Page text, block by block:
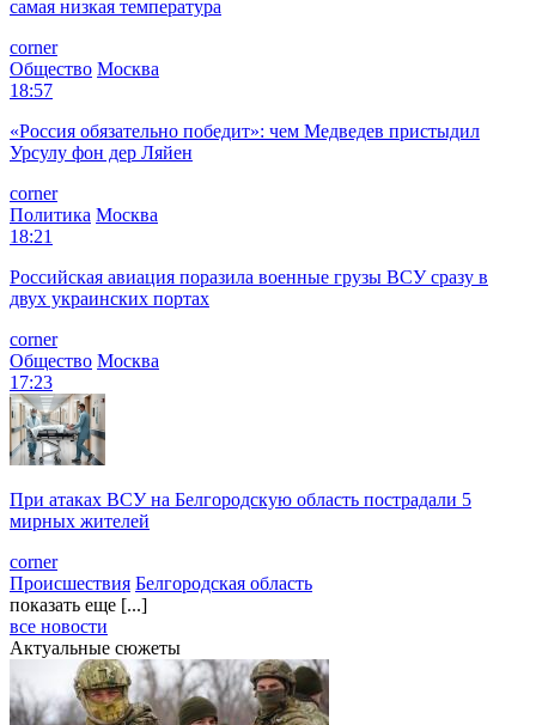
самая низкая температура
corner
Общество Москва
18:57
«Россия обязательно победит»: чем Медведев пристыдил
Урсулу фон дер Ляйен
corner
Политика Москва
18:21
Российская авиация поразила военные грузы ВСУ сразу в
двух украинских портах
corner
Общество Москва
17:23
При атаках ВСУ на Белгородскую область пострадали 5
мирных жителей
corner
Происшествия Белгородская область
показать еще [...]
все новости
Актуальные сюжеты